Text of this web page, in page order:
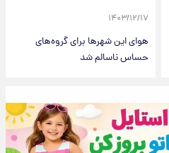
۱۴۰۳/۱۲/۱۷
هوای این شهرها برای گروه‌های
حساس ناسالم شد